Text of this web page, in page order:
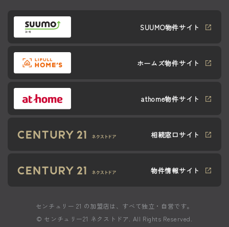
SUUMO物件サイト
ホームズ物件サイト
athome物件サイト
相続窓口サイト
物件情報サイト
センチュリー 21 の加盟店は、すべて独立・自営です。
© センチュリー21 ネクストドア. All Rights Reserved.